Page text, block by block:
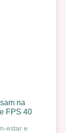
na
FPS 40
estar e